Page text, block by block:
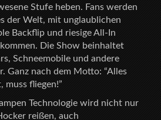
Stufe heben. Fans werden
der Welt, mit unglaublichen
Backflip und riesige All-In
Die Show beinhaltet
Schneemobile und andere
Ganz nach dem Motto: “Alles
muss fliegen!”
Technologie wird nicht nur
reißen, auch